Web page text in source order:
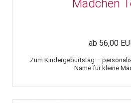
Mädchen
ab 56,00
Zum Kindergeburtstag –
Name für kleine